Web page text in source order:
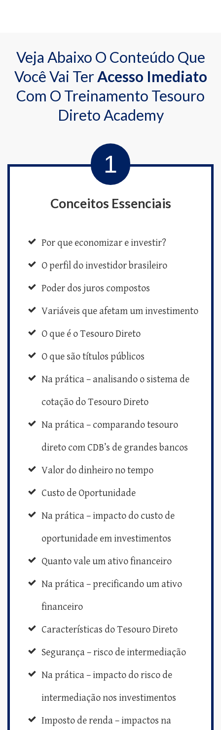
Veja Abaixo O Conteúdo Que
Você Vai TerAcesso Imediato
Com O Treinamento Tesouro
Direto Academy
1
Conceitos Essenciais
Por que economizar e investir?
O perfil do investidor brasileiro
Poder dos juros compostos
Variáveis que afetam um investimento
O que é o Tesouro Direto
O que são títulos públicos
Na prática – analisando o sistema de
cotação do Tesouro Direto
Na prática – comparando tesouro
direto com CDB’s de grandes bancos
Valor do dinheiro no tempo
Custo de Oportunidade
Na prática – impacto do custo de
oportunidade em investimentos
Quanto vale um ativo financeiro
Na prática – precificando um ativo
financeiro
Características do Tesouro Direto
Segurança – risco de intermediação
Na prática – impacto do risco de
intermediação nos investimentos
Imposto de renda – impactos na